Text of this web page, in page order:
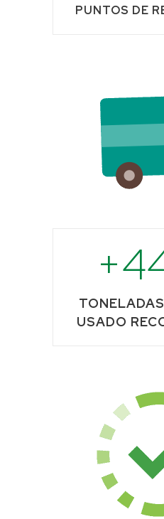
PUNTOS DE
USADO